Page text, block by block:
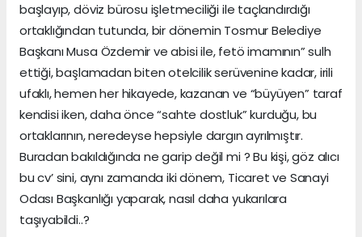
başlayıp, döviz bürosu işletmeciliği ile taçlandırdığı
ortaklığından tutunda, bir dönemin Tosmur Belediye
Başkanı Musa Özdemir ve abisi ile, fetö imamının” sulh
ettiği, başlamadan biten otelcilik serüvenine kadar, irili
ufaklı, hemen her hikayede, kazanan ve “büyüyen” taraf
kendisi iken, daha önce “sahte dostluk” kurduğu, bu
ortaklarının, neredeyse hepsiyle dargın ayrılmıştır.
Buradan bakıldığında ne garip değil mi ? Bu kişi, göz alıcı
bu cv’ sini, aynı zamanda iki dönem, Ticaret ve Sanayi
Odası Başkanlığı yaparak, nasıl daha yukarılara
taşıyabildi..?